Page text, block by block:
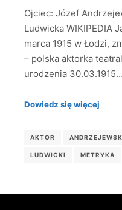
Ojciec: Józef
Ludwicka WIKIPEDIA
marca 1915 w Łodzi,
– polska aktorka
urodzenia 30.03.1915…
Dowiedz się więcej
AKTOR
LUDWICKI METRYKA